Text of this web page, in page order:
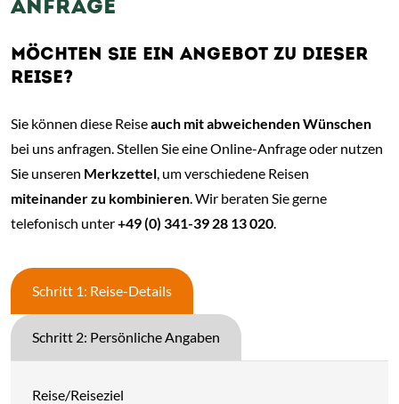
ANFRAGE
MÖCHTEN SIE EIN ANGEBOT ZU DIESER
REISE?
Sie können diese Reiseauch mit abweichenden Wünschen
bei uns anfragen. Stellen Sie eine Online-Anfrage oder nutzen
Sie unseren Merkzettel , um verschiedene Reisen
miteinander zu kombinieren . Wir beraten Sie gerne
telefonisch unter+49 (0) 341-39 28 13 020
Schritt 1: Reise-Details
Schritt 2: Persönliche Angaben
Reise/Reiseziel